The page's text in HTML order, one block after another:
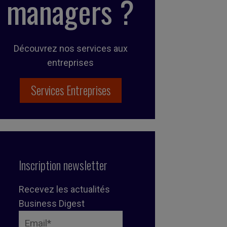
managers ?
Découvrez nos services aux
entreprises
Services Entreprises
Inscription newsletter
Recevez les actualités
Business Digest